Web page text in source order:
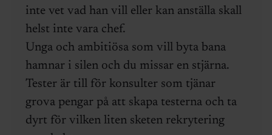
inte vet vad han vill eller kan anställa skall
helst inte vara chef.
Unga och ambitiösa som vill byta bana
hamnar i silen och du missar en stjärna.
Tester är till för konsulter som tjänar
grova pengar på att skapa testerna och ta
dyrt för vilken liten sketen rekrytering